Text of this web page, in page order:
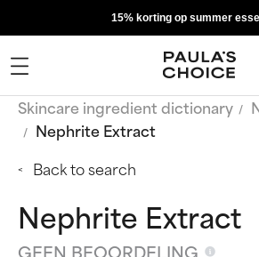
15% korting op summer
Skincare ingredient dictionary
Nephrite Extract
Back to search
Nephrite Extract
GEEN BEOORDELING